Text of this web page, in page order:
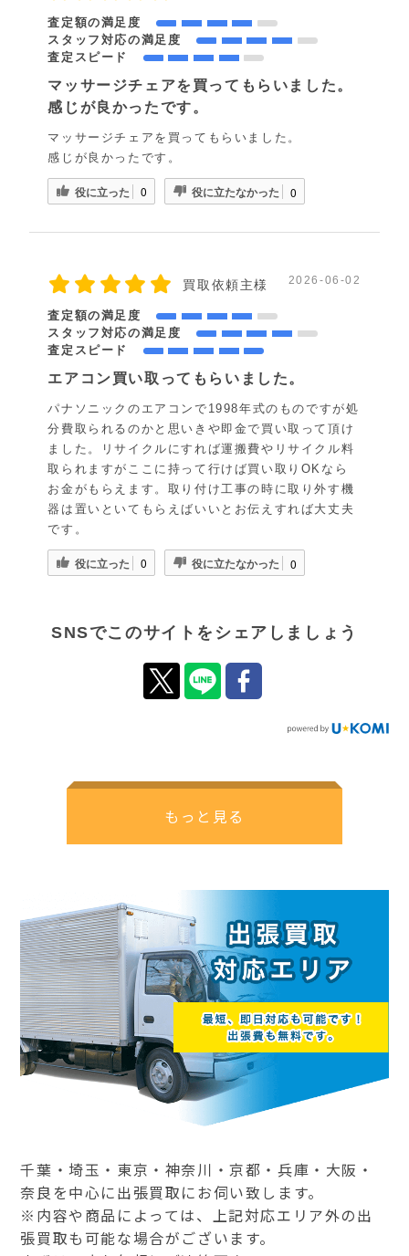
査定額の満足度
スタッフ対応の満足度
査定スピード
マッサージチェアを買ってもらいました。
感じが良かったです。
マッサージチェアを買ってもらいました。
感じが良かったです。
役に立った 0 役に立たなかった 0
買取依頼主様 2026-06-02
査定額の満足度
スタッフ対応の満足度
査定スピード
エアコン買い取ってもらいました。
パナソニックのエアコンで1998年式のものですが処
分費取られるのかと思いきや即金で買い取って頂け
ました。リサイクルにすれば運搬費やリサイクル料
取られますがここに持って行けば買い取りOKなら
お金がもらえます。取り付け工事の時に取り外す機
器は置いといてもらえばいいとお伝えすれば大丈夫
です。
役に立った 0 役に立たなかった 0
SNSでこのサイトをシェアしましょう
もっと見る
千葉・埼玉・東京・神奈川・京都・兵庫・大阪・
奈良を中心に出張買取にお伺い致します。
※内容や商品によっては、上記対応エリア外の出
張買取も可能な場合がございます。